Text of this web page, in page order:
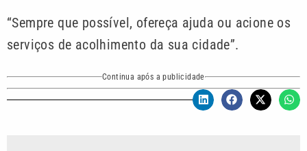
“Sempre que possível, ofereça ajuda ou acione os
serviços de acolhimento da sua cidade”.
Continua após a publicidade